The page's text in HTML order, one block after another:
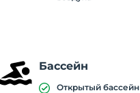
Бассейн
Открытый бассейн